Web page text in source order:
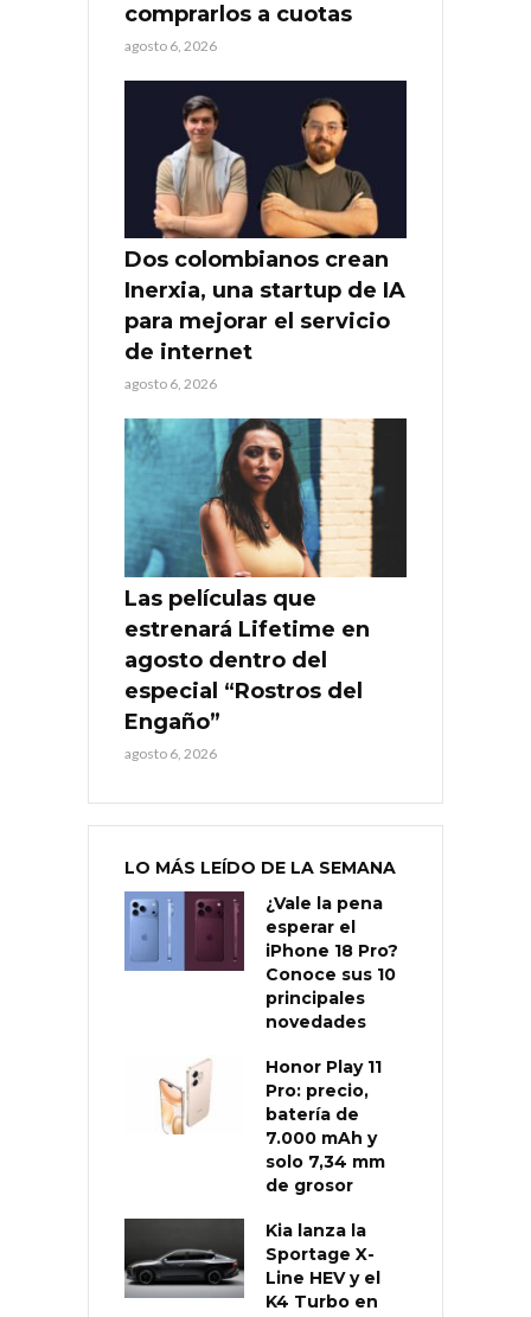
comprarlos a cuotas
agosto 6, 2026
Dos colombianos crean
Inerxia, una startup de IA
para mejorar el servicio
de internet
agosto 6, 2026
Las películas que
estrenará Lifetime en
agosto dentro del
especial “Rostros del
Engaño”
agosto 6, 2026
LO MÁS LEÍDO DE LA SEMANA
¿Vale la pena
esperar el
iPhone 18 Pro?
Conoce sus 10
principales
novedades
Honor Play 11
Pro: precio,
batería de
7.000 mAh y
solo 7,34 mm
de grosor
Kia lanza la
Sportage X-
Line HEV y el
K4 Turbo en